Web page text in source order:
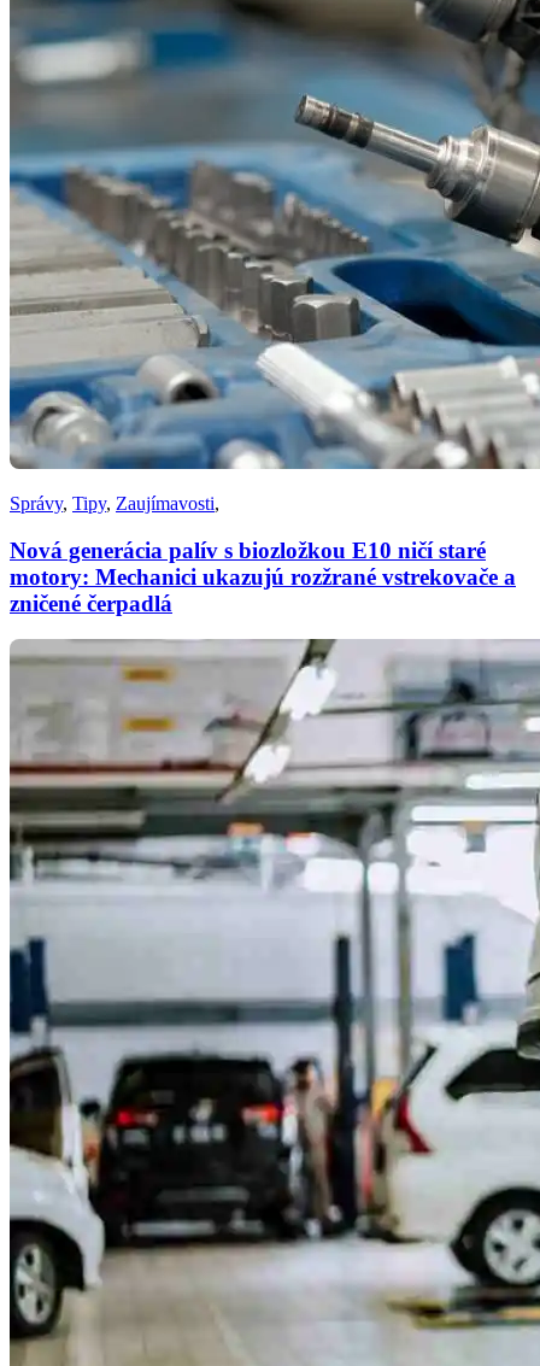
Správy, Tipy, Zaujímavosti,
Nová generácia palív s biozložkou E10 ničí staré
motory: Mechanici ukazujú rozžrané vstrekovače a
zničené čerpadlá